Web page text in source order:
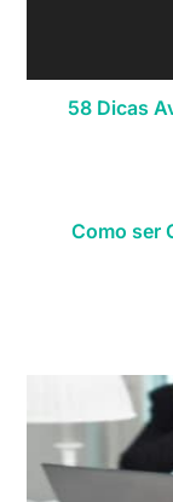
58 Dicas
Como ser